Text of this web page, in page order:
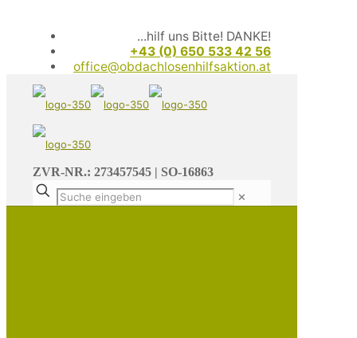
...hilf uns Bitte! DANKE!
+43 (0) 650 533 42 56
office@obdachlosenhilfsaktion.at
ZVR-NR.: 273457545 | SO-16863
✕